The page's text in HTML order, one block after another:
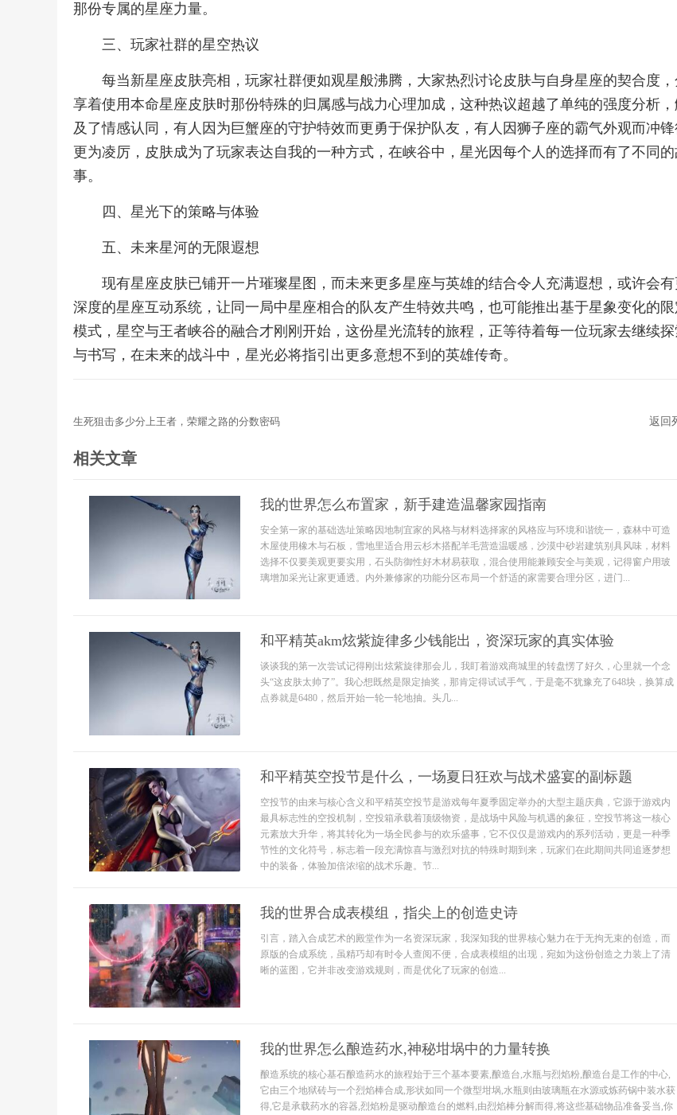
那份专属的星座力量。
三、玩家社群的星空热议
每当新星座皮肤亮相，玩家社群便如观星般沸腾，大家热烈讨论皮肤与自身星座的契合度，
享着使用本命星座皮肤时那份特殊的归属感与战力心理加成，这种热议超越了单纯的强度分析
及了情感认同，有人因为巨蟹座的守护特效而更勇于保护队友，有人因狮子座的霸气外观而冲
更为凌厉，皮肤成为了玩家表达自我的一种方式，在峡谷中，星光因每个人的选择而有了不同的
事。
四、星光下的策略与体验
五、未来星河的无限遐想
现有星座皮肤已铺开一片璀璨星图，而未来更多星座与英雄的结合令人充满遐想，或许会有
深度的星座互动系统，让同一局中星座相合的队友产生特效共鸣，也可能推出基于星象变化的限
模式，星空与王者峡谷的融合才刚刚开始，这份星光流转的旅程，正等待着每一位玩家去继续探
与书写，在未来的战斗中，星光必将指引出更多意想不到的英雄传奇。
生死狙击多少分上王者，荣耀之路的分数密码 返回
相关文章
我的世界怎么布置家，新手建造温馨家园指南
安全第一家的基础选址策略因地制宜家的风格与材料选择家的风格应与环境和谐统一，森林中可造
木屋使用橡木与石板，雪地里适合用云杉木搭配羊毛营造温暖感，沙漠中砂岩建筑别具风味，材料
选择不仅要美观更要实用，石头防御性好木材易获取，混合使用能兼顾安全与美观，记得窗户用玻
璃增加采光让家更通透。内外兼修家的功能分区布局一个舒适的家需要合理分区，进门...
和平精英akm炫紫旋律多少钱能出，资深玩家的真实体验
谈谈我的第一次尝试记得刚出炫紫旋律那会儿，我盯着游戏商城里的转盘愣了好久，心里就一个念
头“这皮肤太帅了”。我心想既然是限定抽奖，那肯定得试试手气，于是毫不犹豫充了648块，换算成
点券就是6480，然后开始一轮一轮地抽。头几...
和平精英空投节是什么，一场夏日狂欢与战术盛宴的副标题
空投节的由来与核心含义和平精英空投节是游戏每年夏季固定举办的大型主题庆典，它源于游戏内
最具标志性的空投机制，空投箱承载着顶级物资，是战场中风险与机遇的象征，空投节将这一核心
元素放大升华，将其转化为一场全民参与的欢乐盛事，它不仅仅是游戏内的系列活动，更是一种季
节性的文化符号，标志着一段充满惊喜与激烈对抗的特殊时期到来，玩家们在此期间共同追逐梦想
中的装备，体验加倍浓缩的战术乐趣。节...
我的世界合成表模组，指尖上的创造史诗
引言，踏入合成艺术的殿堂作为一名资深玩家，我深知我的世界核心魅力在于无拘无束的创造，而
原版的合成系统，虽精巧却有时令人查阅不便，合成表模组的出现，宛如为这份创造之力装上了清
晰的蓝图，它并非改变游戏规则，而是优化了玩家的创造...
我的世界怎么酿造药水,神秘坩埚中的力量转换
酿造系统的核心基石酿造药水的旅程始于三个基本要素,酿造台,水瓶与烈焰粉,酿造台是工作的中心,
它由三个地狱砖与一个烈焰棒合成,形状如同一个微型坩埚,水瓶则由玻璃瓶在水源或炼药锅中装水获
得,它是承载药水的容器,烈焰粉是驱动酿造台的燃料,由烈焰棒分解而得,将这些基础物品准备妥当,你